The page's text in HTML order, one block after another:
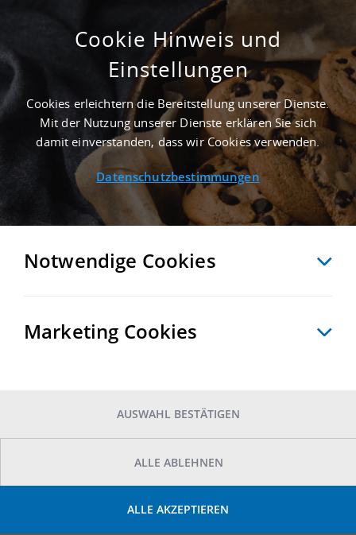
SUCHE ANPASSEN
1 Treffer anzeigen
POINTS OF INTEREST
Cookie Hinweis und
Einstellungen
Cookies erleichtern die Bereitstellung unserer Dienste.
Mit der Nutzung unserer Dienste erklären Sie sich
damit einverstanden, dass wir Cookies verwenden.
Datenschutzbestimmungen
Notwendige Cookies
Marketing Cookies
AUSWAHL BESTÄTIGEN
ALLE ABLEHNEN
ALLE AKZEPTIEREN